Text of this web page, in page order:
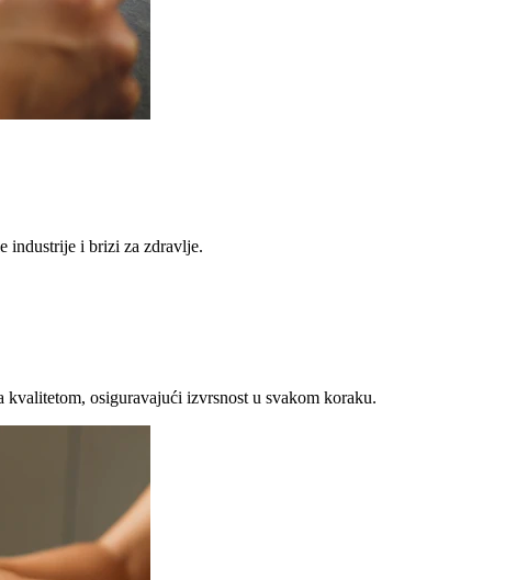
industrije i brizi za zdravlje.
osiguravajući izvrsnost u svakom koraku.